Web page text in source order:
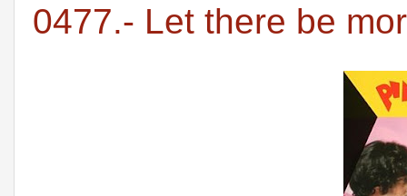
0477.- Let there be